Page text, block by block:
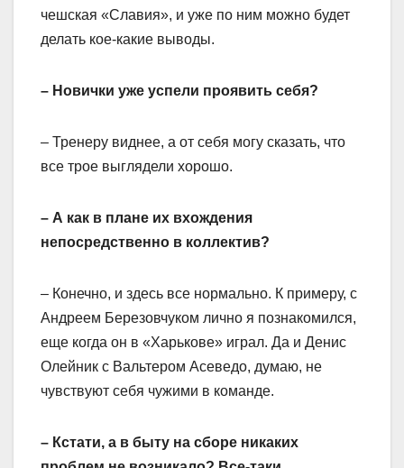
чешская «Славия», и уже по ним можно будет
делать кое-какие выводы.
– Новички уже успели проявить себя?
– Тренеру виднее, а от себя могу сказать, что
все трое выглядели хорошо.
– А как в плане их вхождения
непосредственно в коллектив?
– Конечно, и здесь все нормально. К примеру, с
Андреем Березовчуком лично я познакомился,
еще когда он в «Харькове» играл. Да и Денис
Олейник с Вальтером Асеведо, думаю, не
чувствуют себя чужими в команде.
– Кстати, а в быту на сборе никаких